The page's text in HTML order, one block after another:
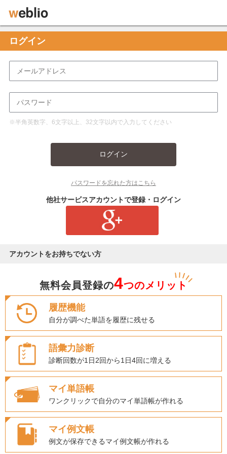
ログイン
※半角英数字、6文字以上、32文字以内で入力してください
ログイン
パスワードを忘れた方はこちら
他社サービスアカウントで登録・ログイン
アカウントをお持ちでない方
無料会員登録の4つのメリット
履歴機能
自分が調べた単語を履歴に残せる
語彙力診断
診断回数が1日2回から1日4回に増える
マイ単語帳
ワンクリックで自分のマイ単語帳が作れる
マイ例文帳
例文が保存できるマイ例文帳が作れる